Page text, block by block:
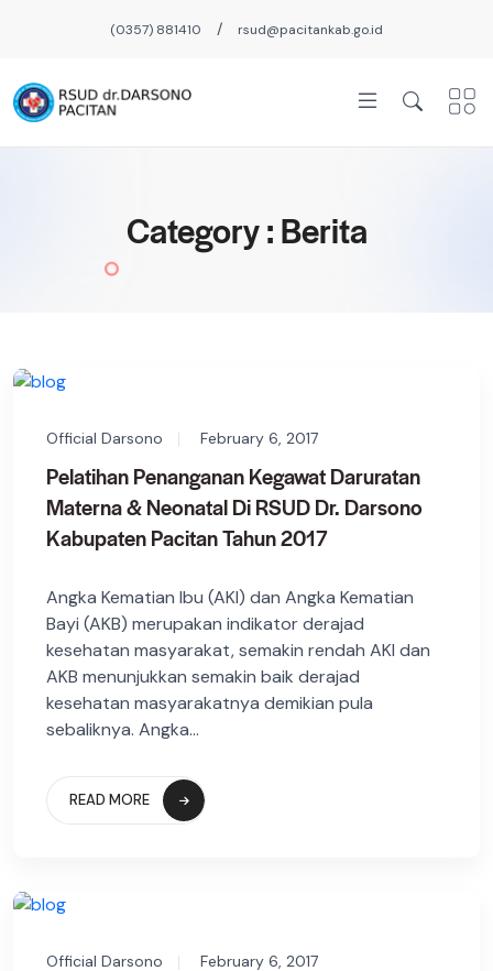
(0357) 881410 / rsud@pacitankab.go.id
Category : Berita
Official Darsono February 6, 2017
Pelatihan Penanganan Kegawat Daruratan
Materna & Neonatal Di RSUD Dr. Darsono
Kabupaten Pacitan Tahun 2017
Angka Kematian Ibu (AKI) dan Angka Kematian
Bayi (AKB) merupakan indikator derajad
kesehatan masyarakat, semakin rendah AKI dan
AKB menunjukkan semakin baik derajad
kesehatan masyarakatnya demikian pula
sebaliknya. Angka...
READ MORE
Official Darsono February 6, 2017